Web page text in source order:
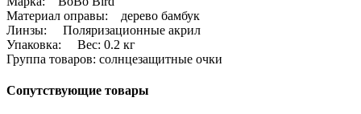
Материал оправы: дерево бамбук
Линзы: Поляризационные акрил
Упаковка: Вес: 0.2 кг
Группа товаров: солнцезащитные очки
Сопутствующие товары